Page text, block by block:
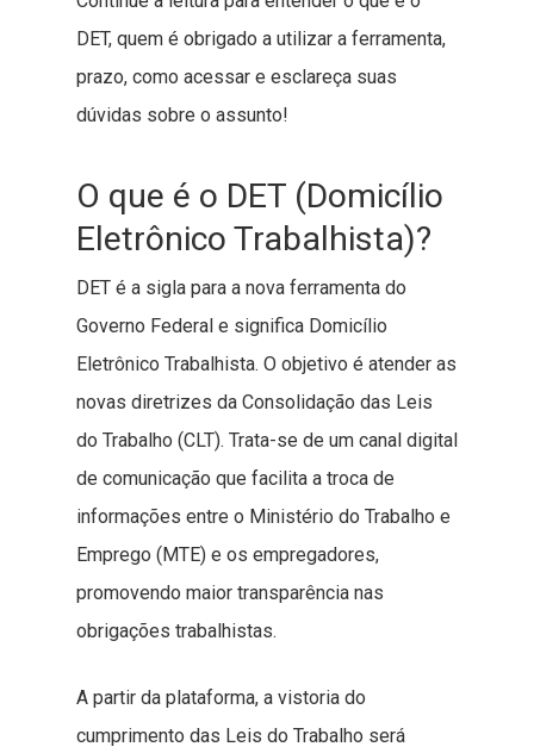
DET, quem é obrigado a utilizar a ferramenta,
prazo, como acessar e esclareça suas
dúvidas sobre o assunto!
O que é o DET (Domicílio
Eletrônico Trabalhista)?
DET é a sigla para a nova ferramenta do
Governo Federal e significa Domicílio
Eletrônico Trabalhista. O objetivo é atender as
novas diretrizes da Consolidação das Leis
do Trabalho (CLT). Trata-se de um canal digital
de comunicação que facilita a troca de
informações entre o Ministério do Trabalho e
Emprego (MTE) e os empregadores,
promovendo maior transparência nas
obrigações trabalhistas.
A partir da plataforma, a vistoria do
cumprimento das Leis do Trabalho será